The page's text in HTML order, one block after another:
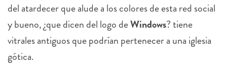
del atardecer que alude a los colores de esta red social
y bueno, ¿que dicen del logo deWindows?tiene
vitrales antiguos que podrían pertenecer a una iglesia
gótica.